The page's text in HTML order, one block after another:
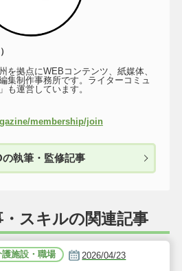
を拠点にWEBコンテンツ、紙媒体、
集制作事務所です。ライターコミュ
も運営しています。
membership/join
の執筆・監修記事
スキルの関連記事
護施設・職場 2026/04/23